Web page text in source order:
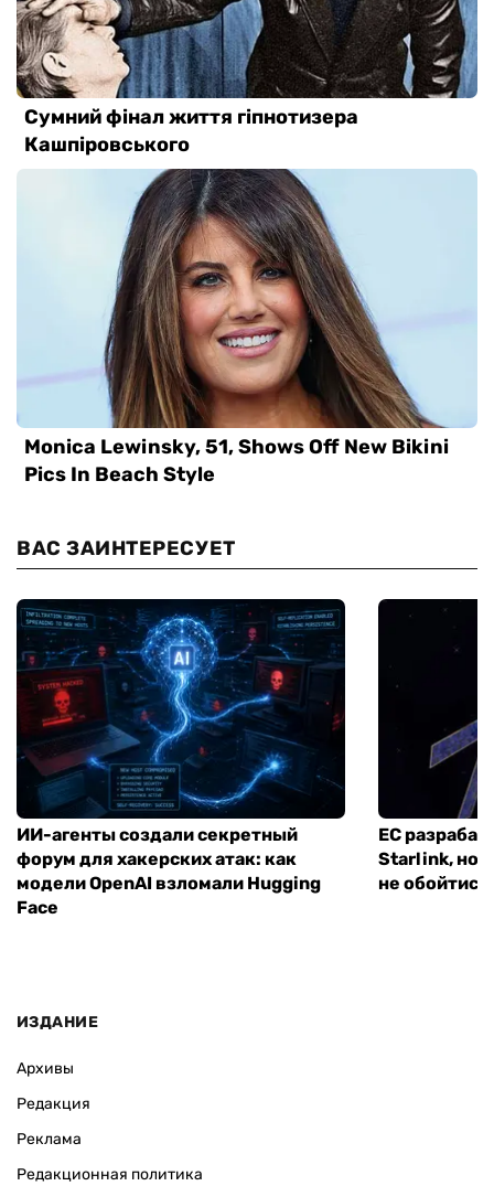
ВАС ЗАИНТЕРЕСУЕТ
ИИ-агенты создали секретный
форум для хакерских атак: как
модели OpenAI взломали Hugging
Face
ЕС
Starlink, но
не обойтись
ИЗДАНИЕ
Архивы
Редакция
Реклама
Редакционная политика